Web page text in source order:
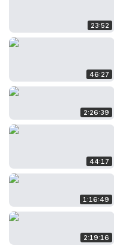
23:52
46:27
2:26:39
44:17
1:16:49
2:19:16